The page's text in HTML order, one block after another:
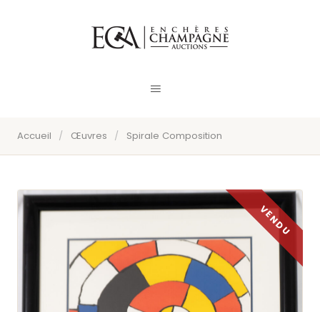
Accueil / Œuvres / Spirale Composition